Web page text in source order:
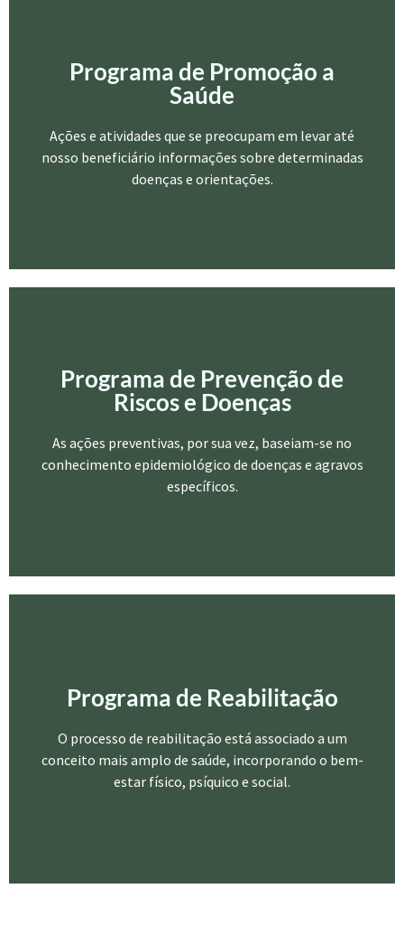
Programa de Promoção a
Saúde
Ações e atividades que se preocupam em levar até
nosso beneficiário informações sobre determinadas
doenças e orientações.
Promoção da saúde é o processo de capacitação das
pessoas e da comunidade para atuar na melhoria da sua
participação no controle deste processo (Carta de Ottawa,
1986)
Saber mais
Programa de Prevenção de
Riscos e Doenças
As ações preventivas, por sua vez, baseiam-se no
conhecimento epidemiológico de doenças e agravos
específicos.
Riscos e Doenças
São intervenções orientadas por uma ação oportuna, com
de risco e vulnerabilidades.
Saber mais
Programa de Reabilitação
O processo de reabilitação está associado a um
conceito mais amplo de saúde, incorporando o bem-
estar físico, psíquico e social.
É um processo global e dinâmico orientado para a
deficiência, tendo em vista a sua reintegração.
Saber mais